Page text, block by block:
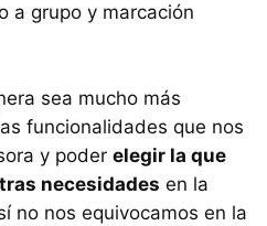
a grupo y marcación
sea mucho más
funcionalidades que nos
y poder elegir la que
necesidades en la
no nos equivocamos en la